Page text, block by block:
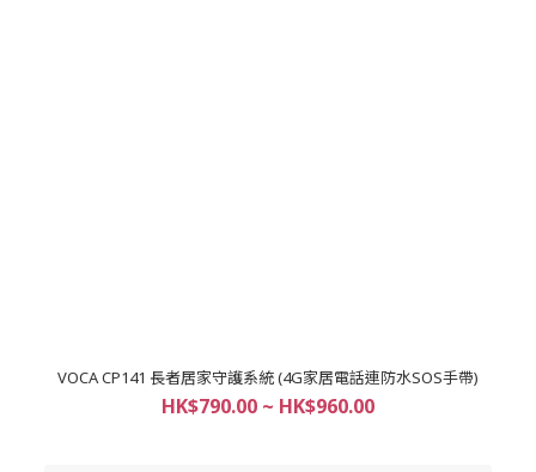
VOCA CP141 長者居家守護系統 (4G家居電話連防水SOS手帶)
HK$790.00 ~ HK$960.00